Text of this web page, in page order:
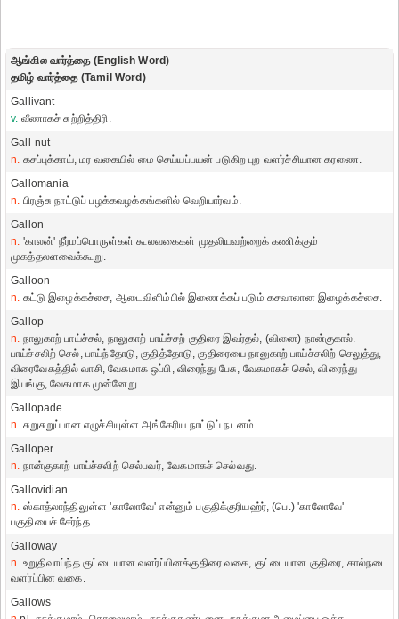
ஆங்கில வார்த்தை (English Word)
தமிழ் வார்த்தை (Tamil Word)
Gallivant
v. வீணாகச் சுற்றித்திரி.
Gall-nut
n. கசப்புக்காய், மர வகையில் மை செய்யப்பயன் படுகிற புற வளர்ச்சியான கரணை.
Gallomania
n. பிரஞ்சு நாட்டுப் பழக்கவழக்கங்களில் வெறியார்வம்.
Gallon
n. 'காலன்' நீர்மப்பொருள்கள் கூலவகைகள் முதலியவற்றைக் கணிக்கும்
முகத்தலளவைக்கூறு.
Galloon
n. கட்டு இழைக்கச்சை, ஆடைவிளிம்பில் இணைக்கப் படும் கசவாலான இழைக்கச்சை.
Gallop
n. நாலுகாற் பாய்ச்சல், நாலுகாற் பாய்ச்சற் குதிரை இவர்தல், (வினை) நான்குகால்.
பாய்ச்சலிற் செல், பாய்ந்தோடு, குதித்தோடு, குதிரையை நாலுகாற் பாய்ச்சலிற் செலுத்து,
விரைவேகத்தில் வாசி, வேகமாக ஒப்பி, விரைந்து பேசு, வேகமாகச் செல், விரைந்து
இயங்கு, வேகமாக முன்னேறு.
Gallopade
n. சுறுசுறுப்பான எழுச்சியுள்ள அங்கேரிய நாட்டுப் நடனம்.
Galloper
n. நான்குகாற் பாய்ச்சலிற் செல்பவர், வேகமாகச் செல்வது.
Gallovidian
n. ஸ்காத்லாந்திலுள்ள 'காலோவே' என்னும் பகுதிக்குரியஹ்ர், (பெ.) 'காலோவே'
பகுதியைச் சேர்ந்த.
Galloway
n. உறுதிவாய்ந்த குட்டையான வளர்ப்பினக்குதிரை வகை, குட்டையான குதிரை, கால்நடை
வளர்ப்பின வகை.
Gallows